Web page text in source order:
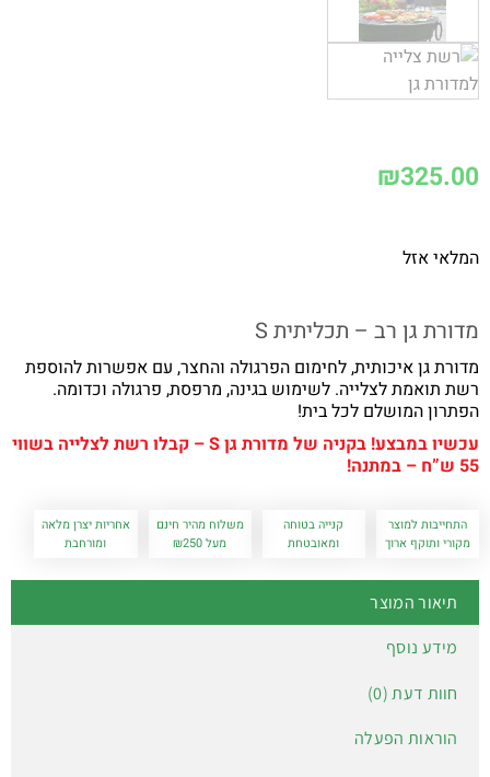
₪325.00
המלאי אזל
מדורת גן רב – תכליתית S
מדורת גן איכותית, לחימום הפרגולה והחצר, עם אפשרות להוספת
רשת תואמת לצלייה. לשימוש בגינה, מרפסת, פרגולה וכדומה.
הפתרון המושלם לכל בית!
עכשיו במבצע! בקניה של מדורת גן S – קבלו רשת לצלייה בשווי
55 ש”ח – במתנה!
התחייבות למוצר
מקורי ותוקף ארוך
קנייה בטוחה
ומאובטחת
משלוח מהיר חינם
מעל ₪250
אחריות יצרן מלאה
ומורחבת
תיאור המוצר
מידע נוסף
חוות דעת (0)
הוראות הפעלה